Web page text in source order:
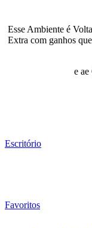
Esse Ambiente é
Extra com ganhos
e ae
Escritório
Favoritos